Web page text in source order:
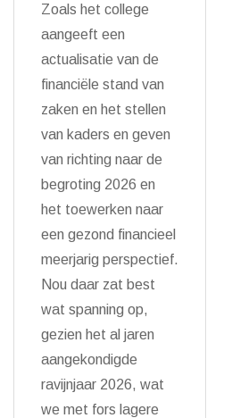
Zoals het college
aangeeft een
actualisatie van de
financiële stand van
zaken en het stellen
van kaders en geven
van richting naar de
begroting 2026 en
het toewerken naar
een gezond financieel
meerjarig perspectief.
Nou daar zat best
wat spanning op,
gezien het al jaren
aangekondigde
ravijnjaar 2026, wat
we met fors lagere